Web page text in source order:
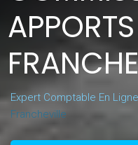
APPORTS
Expert Comptable En Ligne
Francheville